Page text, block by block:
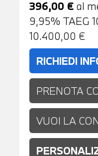
396,00 € al
9,95% TAEG
10.400,00 €
RICHIEDI
PRENOTA
VUOI LA